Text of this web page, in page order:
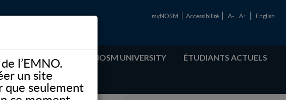
l’EMNO.
un site
que seulement
myNOSM Accessibilité A- A+ English
DONATE ABOUT NOSM UNIVERSITY ÉTUDIANTS ACTUELS